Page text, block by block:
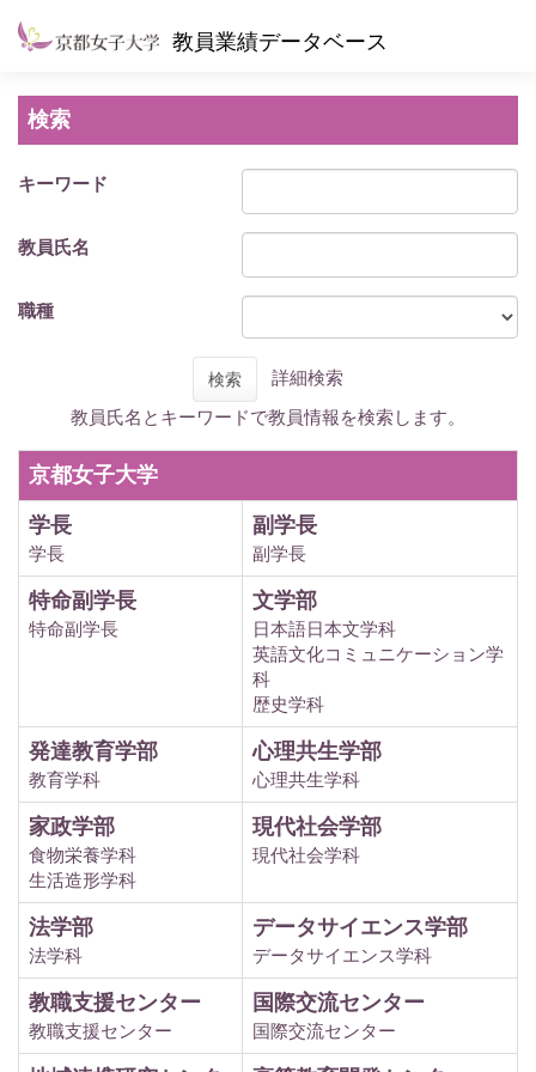
教員業績データベース
検索
キーワード
教員氏名
職種
検索
詳細検索
教員氏名とキーワードで教員情報を検索します。
京都女子大学
学長
学長
副学長
副学長
特命副学長
特命副学長
文学部
日本語日本文学科
英語文化コミュニケーション学
科
歴史学科
発達教育学部
教育学科
心理共生学部
心理共生学科
家政学部
食物栄養学科
生活造形学科
現代社会学部
現代社会学科
法学部
法学科
データサイエンス学部
データサイエンス学科
教職支援センター
教職支援センター
国際交流センター
国際交流センター